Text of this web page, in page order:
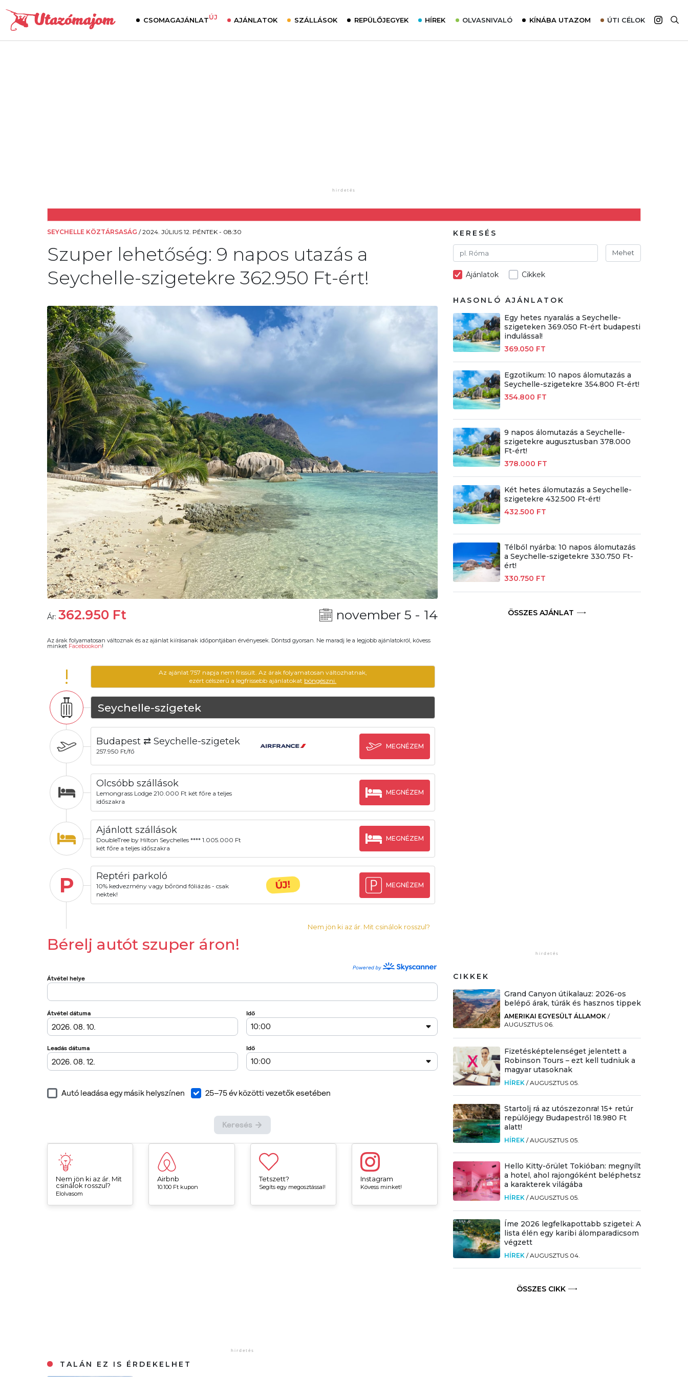
CSOMAGAJÁNLATÚJ AJÁNLATOK SZÁLLÁSOK REPÜLŐJEGYEK HÍREK OLVASNIVALÓ KÍNÁBA UTAZOM ÚTI CÉLOK
SEYCHELLE KÖZTÁRSASÁG /2024. JÚLIUS 12. PÉNTEK - 08:30
Szuper lehetőség: 9 napos utazás a
Seychelle-szigetekre 362.950 Ft-ért!
Ár: 362.950 Ft november 5 - 14
Az árak folyamatosan változnak és az ajánlat kiírásanak időpontjában érvényesek. Döntsd gyorsan. Ne maradj le a legjobb ajánlatokról, kövess
minket Facebookon!
!
Az ajánlat 757 napja nem frissült. Az árak folyamatosan változhatnak,
ezért célszerű a legfrissebb ajánlatokat böngészni.
Seychelle-szigetek
Budapest ⇄ Seychelle-szigetek
257.950 Ft/fő
MEGNÉZEM
Olcsóbb szállások
Lemongrass Lodge 210.000 Ft két főre a teljes
időszakra
MEGNÉZEM
Ajánlott szállások
DoubleTree by Hilton Seychelles **** 1.005.000 Ft
két főre a teljes időszakra
MEGNÉZEM
P Reptéri parkoló
10% kedvezmény vagy bőrönd fóliázás - csak
nektek!
ÚJ! MEGNÉZEM
Nem jön ki az ár. Mit csinálok rosszul?
Bérelj autót szuper áron!
Nem jön ki az ár. Mit
csinálok rosszul?
Elolvasom
Airbnb
10.100 Ft kupon
Tetszett?
Segíts egy megosztással!
Instagram
Kövess minket!
TALÁN EZ IS ÉRDEKELHET
KERESÉS
Mehet
Ajánlatok Cikkek
HASONLÓ AJÁNLATOK
Egy hetes nyaralás a Seychelle-
szigeteken 369.050 Ft-ért budapesti
indulással!
369.050 FT
Egzotikum: 10 napos álomutazás a
Seychelle-szigetekre 354.800 Ft-ért!
354.800 FT
9 napos álomutazás a Seychelle-
szigetekre augusztusban 378.000
Ft-ért!
378.000 FT
Két hetes álomutazás a Seychelle-
szigetekre 432.500 Ft-ért!
432.500 FT
Télből nyárba: 10 napos álomutazás
a Seychelle-szigetekre 330.750 Ft-
ért!
330.750 FT
ÖSSZES AJÁNLAT
CIKKEK
Grand Canyon útikalauz: 2026-os
belépő árak, túrák és hasznos tippek
AMERIKAI EGYESÜLT ÁLLAMOK /
AUGUSZTUS 06.
Fizetésképtelenséget jelentett a
Robinson Tours – ezt kell tudniuk a
magyar utasoknak
HÍREK /AUGUSZTUS 05.
Startolj rá az utószezonra! 15+ retúr
repülőjegy Budapestről 18.980 Ft
alatt!
HÍREK /AUGUSZTUS 05.
Hello Kitty-őrület Tokióban: megnyílt
a hotel, ahol rajongóként beléphetsz
a karakterek világába
HÍREK /AUGUSZTUS 05.
Íme 2026 legfelkapottabb szigetei: A
lista élén egy karibi álomparadicsom
végzett
HÍREK /AUGUSZTUS 04.
ÖSSZES CIKK